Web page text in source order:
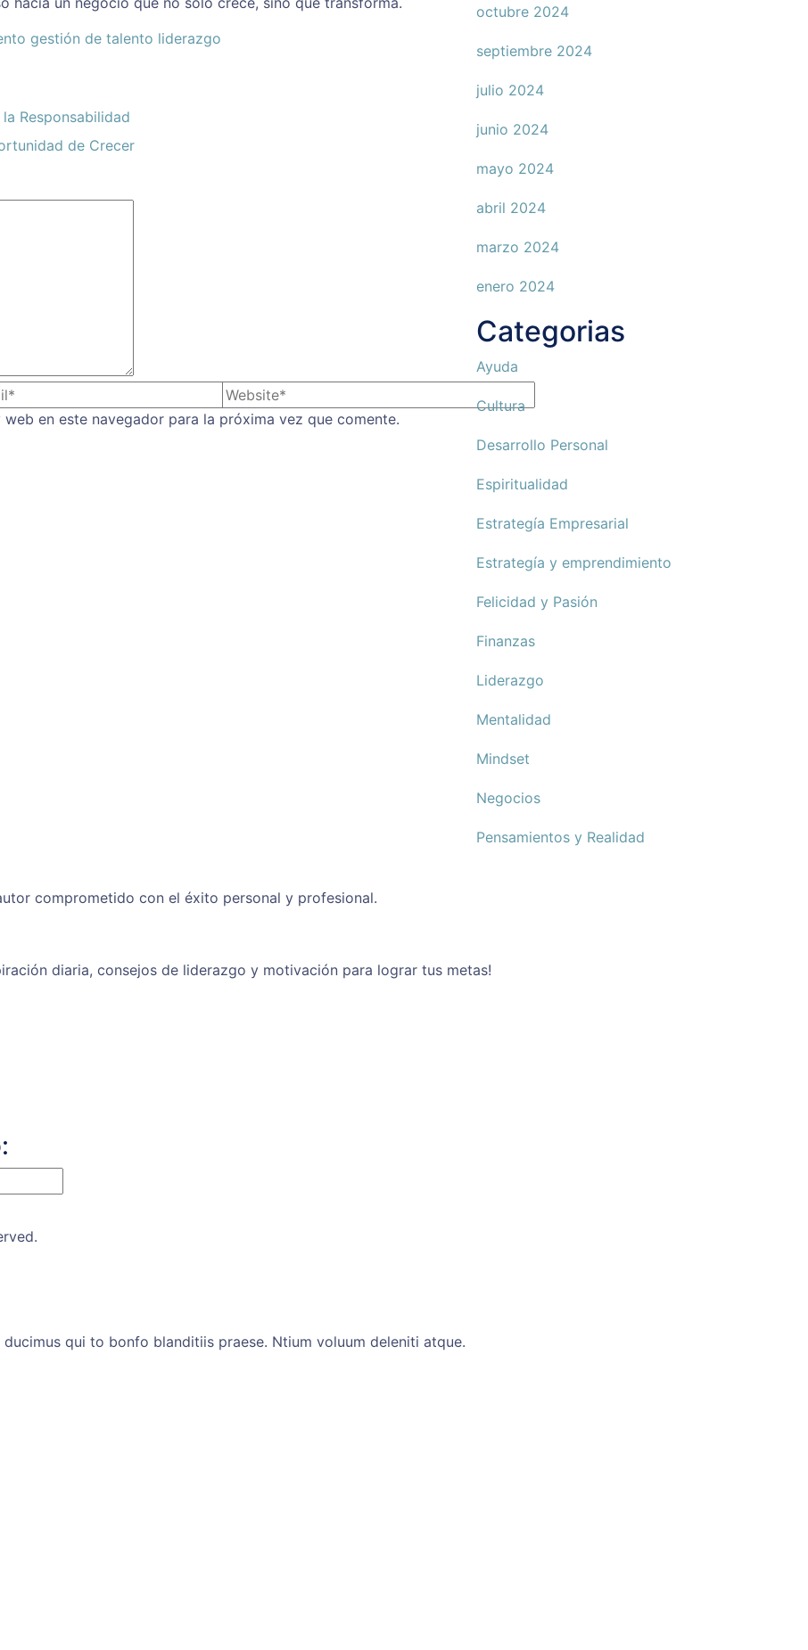
gestión de talento liderazgo
Responsabilidad
de Crecer
en este navegador para la próxima vez que comente.
octubre 2024
septiembre 2024
julio 2024
junio 2024
mayo 2024
abril 2024
marzo 2024
enero 2024
Categorias
Ayuda
Cultura
Desarrollo Personal
Espiritualidad
Estrategía Empresarial
Estrategía y emprendimiento
Felicidad y Pasión
Finanzas
Liderazgo
Mentalidad
Mindset
Negocios
Pensamientos y Realidad
comprometido con el éxito personal y profesional.
diaria, consejos de liderazgo y motivación para lograr tus metas!
qui to bonfo blanditiis praese. Ntium voluum deleniti atque.